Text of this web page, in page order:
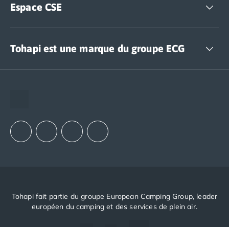
Espace CSE
Tohapi est une marque du groupe ECG
Tohapi fait partie du groupe European Camping Group, leader
européen du camping et des services de plein air.